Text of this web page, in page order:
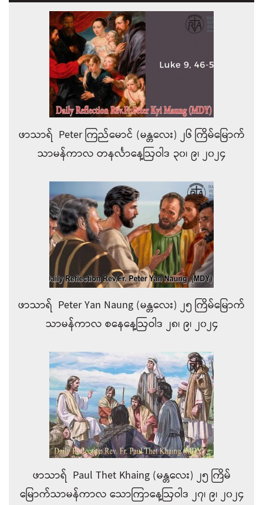
ဖာသာရ် Peter ကြည်မောင် (မန္တလေး) ၂၆ ကြိမ်မြောက်
သာမန်ကာလ တနင်္လာနေ့ဩဝါဒ ၃၀၊ ၉၊ ၂၀၂၄
ဖာသာရ် Peter Yan Naung (မန္တလေး) ၂၅ ကြိမ်မြောက်
သာမန်ကာလ စနေနေ့ဩဝါဒ ၂၈၊ ၉၊ ၂၀၂၄
ဖာသာရ် Paul Thet Khaing (မန္တလေး) ၂၅ ကြိမ်
မြောက်သာမန်ကာလ သောကြာနေ့ဩဝါဒ ၂၇၊ ၉၊ ၂၀၂၄